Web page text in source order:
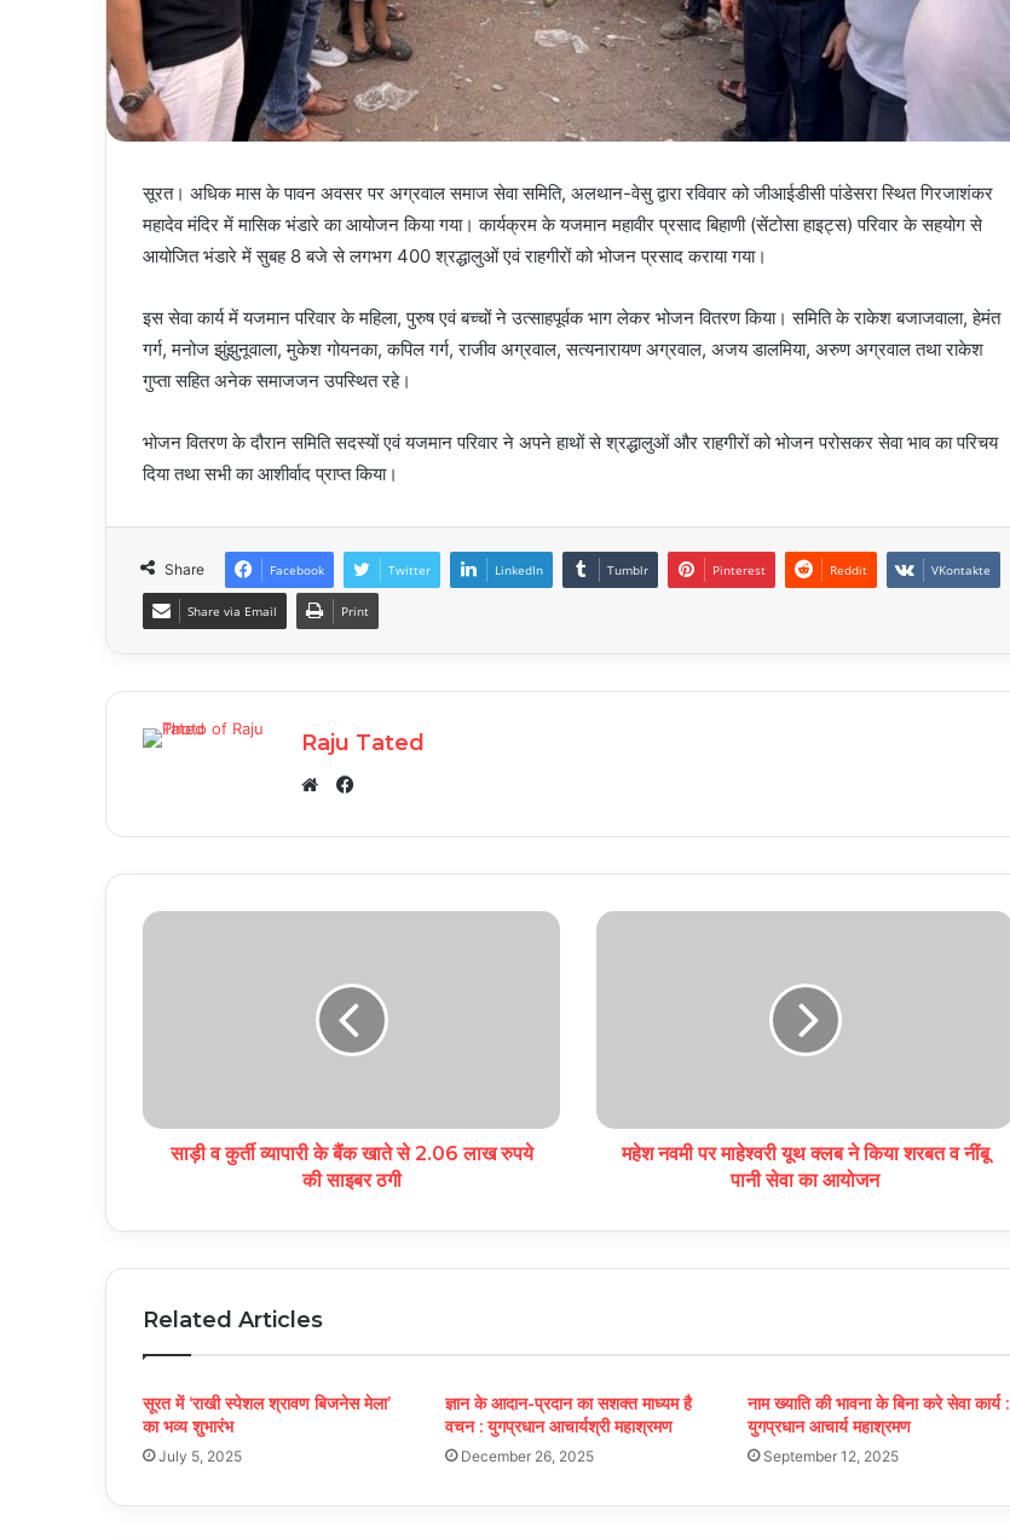
सूरत। अधिक मास के पावन अवसर पर अग्रवाल समाज सेवा समिति, अलथान-वेसु द्वारा रविवार को जीआईडीसी पांडेसरा स्थित गिरजाशंकर
महादेव मंदिर में मासिक भंडारे का आयोजन किया गया। कार्यक्रम के यजमान महावीर प्रसाद बिहाणी (सेंटोसा हाइट्स) परिवार के सहयोग से
आयोजित भंडारे में सुबह 8 बजे से लगभग 400 श्रद्धालुओं एवं राहगीरों को भोजन प्रसाद कराया गया।
इस सेवा कार्य में यजमान परिवार के महिला, पुरुष एवं बच्चों ने उत्साहपूर्वक भाग लेकर भोजन वितरण किया। समिति के राकेश बजाजवाला, हेमंत
गर्ग, मनोज झुंझुनूवाला, मुकेश गोयनका, कपिल गर्ग, राजीव अग्रवाल, सत्यनारायण अग्रवाल, अजय डालमिया, अरुण अग्रवाल तथा राकेश
गुप्ता सहित अनेक समाजजन उपस्थित रहे।
भोजन वितरण के दौरान समिति सदस्यों एवं यजमान परिवार ने अपने हाथों से श्रद्धालुओं और राहगीरों को भोजन परोसकर सेवा भाव का परिचय
दिया तथा सभी का आशीर्वाद प्राप्त किया।
Share Facebook Twitter LinkedIn Tumblr Pinterest Reddit VKontakte
Share via Email Print
Raju Tated
Facebook
साड़ी व कुर्ती व्यापारी के बैंक खाते से 2.06 लाख रुपये
की साइबर ठगी
महेश नवमी पर माहेश्वरी यूथ क्लब ने किया शरबत व नींबू
पानी सेवा का आयोजन
Related Articles
सूरत में ‘राखी स्पेशल श्रावण बिजनेस मेला’
का भव्य शुभारंभ
July 5, 2025
ज्ञान के आदान-प्रदान का सशक्त माध्यम है
वचन : युगप्रधान आचार्यश्री महाश्रमण
December 26, 2025
नाम ख्याति की भावना के बिना करे सेवा कार्य :
युगप्रधान आचार्य महाश्रमण
September 12, 2025